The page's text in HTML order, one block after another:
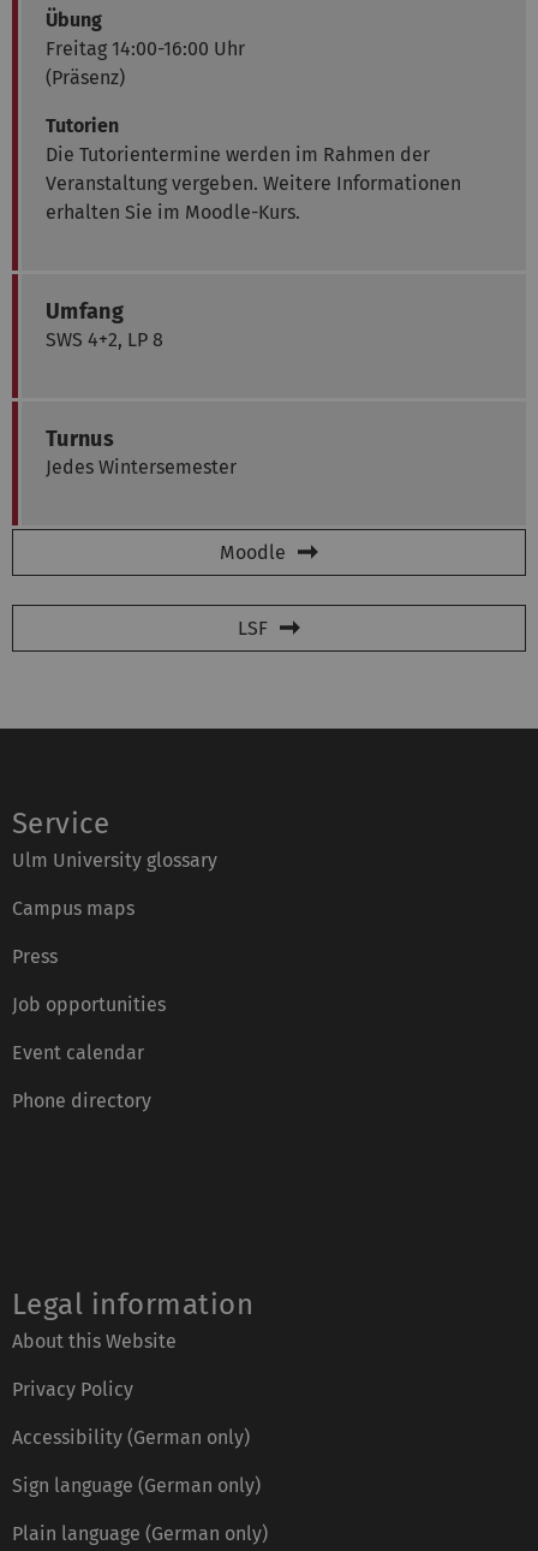
Übung
Freitag 14:00-16:00 Uhr
(Präsenz)
Tutorien
Die Tutorientermine werden im Rahmen der
Veranstaltung vergeben. Weitere Informationen
erhalten Sie im Moodle-Kurs.
Umfang
SWS 4+2, LP 8
Turnus
Jedes Wintersemester
Moodle
LSF
Service
Ulm University glossary
Campus maps
Press
Job opportunities
Event calendar
Phone directory
Legal information
About this Website
Privacy Policy
Accessibility (German only)
Sign language (German only)
Plain language (German only)